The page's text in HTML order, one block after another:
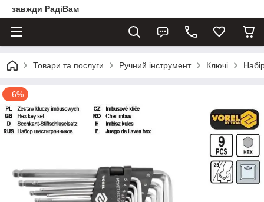
завжди РадіВам
Товари та послуги Ручний інструмент Ключі
–6%